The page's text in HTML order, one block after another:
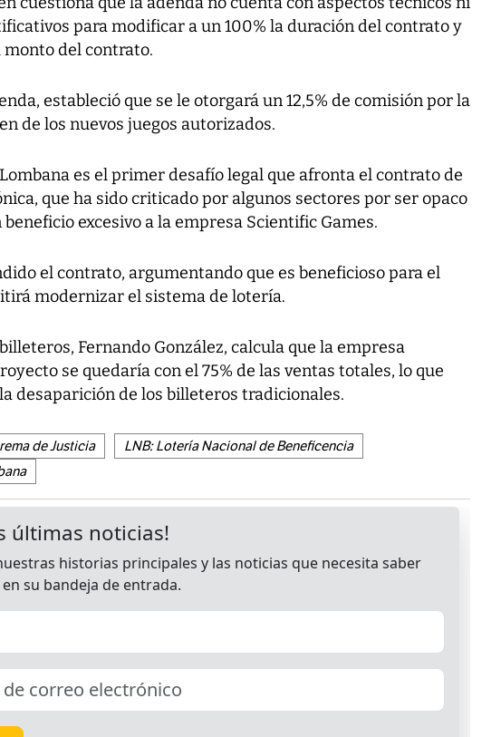
para modificar a un 100% la duración del contrato y
monto del contrato.
estableció que se le otorgará un 12,5% de comisión por la
de los nuevos juegos autorizados.
es el primer desafío legal que afronta el contrato de
que ha sido criticado por algunos sectores por ser opaco
excesivo a la empresa Scientific Games.
el contrato, argumentando que es beneficioso para el
modernizar el sistema de lotería.
Fernando González, calcula que la empresa
se quedaría con el 75% de las ventas totales, lo que
desaparición de los billeteros tradicionales.
de Justicia
LNB: Lotería Nacional de Beneficencia